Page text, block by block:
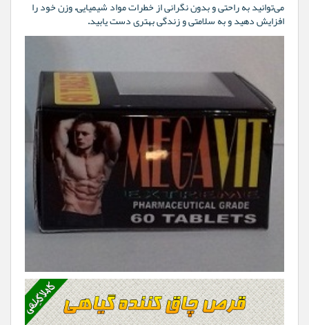
می‌توانید به راحتی و بدون نگرانی از خطرات مواد شیمیایی، وزن خود را
افزایش دهید و به سلامتی و زندگی بهتری دست یابید.